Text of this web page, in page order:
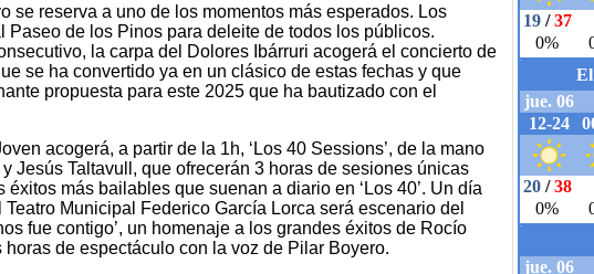
se reserva a uno de los momentos más esperados. Los
Paseo de los Pinos para deleite de todos los públicos.
la carpa del Dolores Ibárruri acogerá el concierto de
se ha convertido ya en un clásico de estas fechas y que
propuesta para este 2025 que ha bautizado con el
acogerá, a partir de la 1h, ‘Los 40 Sessions’, de la mano
Jesús Taltavull, que ofrecerán 3 horas de sesiones únicas
más bailables que suenan a diario en ‘Los 40’. Un día
Municipal Federico García Lorca será escenario del
fue contigo’, un homenaje a los grandes éxitos de Rocío
de espectáculo con la voz de Pilar Boyero.